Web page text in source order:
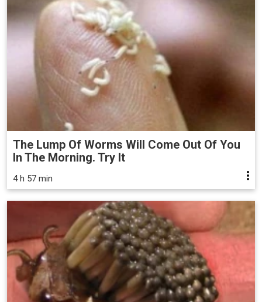
The Lump Of Worms Will Come Out Of You
In The Morning. Try It
4 h 57 min